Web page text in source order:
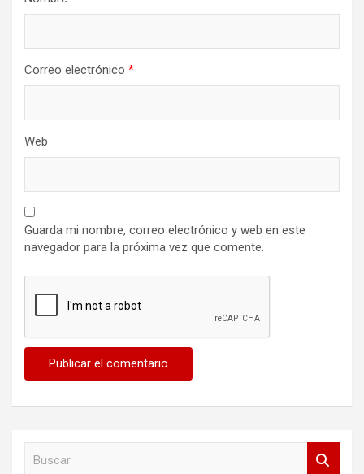
Correo electrónico *
Web
Guarda mi nombre, correo electrónico y web en este
navegador para la próxima vez que comente.